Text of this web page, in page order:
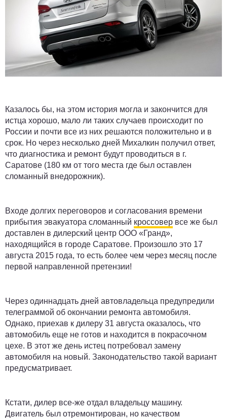
Казалось бы, на этом история могла и закончится для
истца хорошо, мало ли таких случаев происходит по
России и почти все из них решаются положительно и в
срок. Но через несколько дней Михалкин получил ответ,
что диагностика и ремонт будут проводиться в г.
Саратове (180 км от того места где был оставлен
сломанный внедорожник).
Входе долгих переговоров и согласования времени
прибытия эвакуатора сломанный кроссовер все же был
доставлен в дилерский центр ООО «Гранд»,
находящийся в городе Саратове. Произошло это 17
августа 2015 года, то есть более чем через месяц после
первой направленной претензии!
Через одиннадцать дней автовладельца предупредили
телеграммой об окончании ремонта автомобиля.
Однако, приехав к дилеру 31 августа оказалось, что
автомобиль еще не готов и находится в покрасочном
цехе. В этот же день истец потребовал замену
автомобиля на новый. Законодательство такой вариант
предусматривает.
Кстати, дилер все-же отдал владельцу машину.
Двигатель был отремонтирован, но качеством